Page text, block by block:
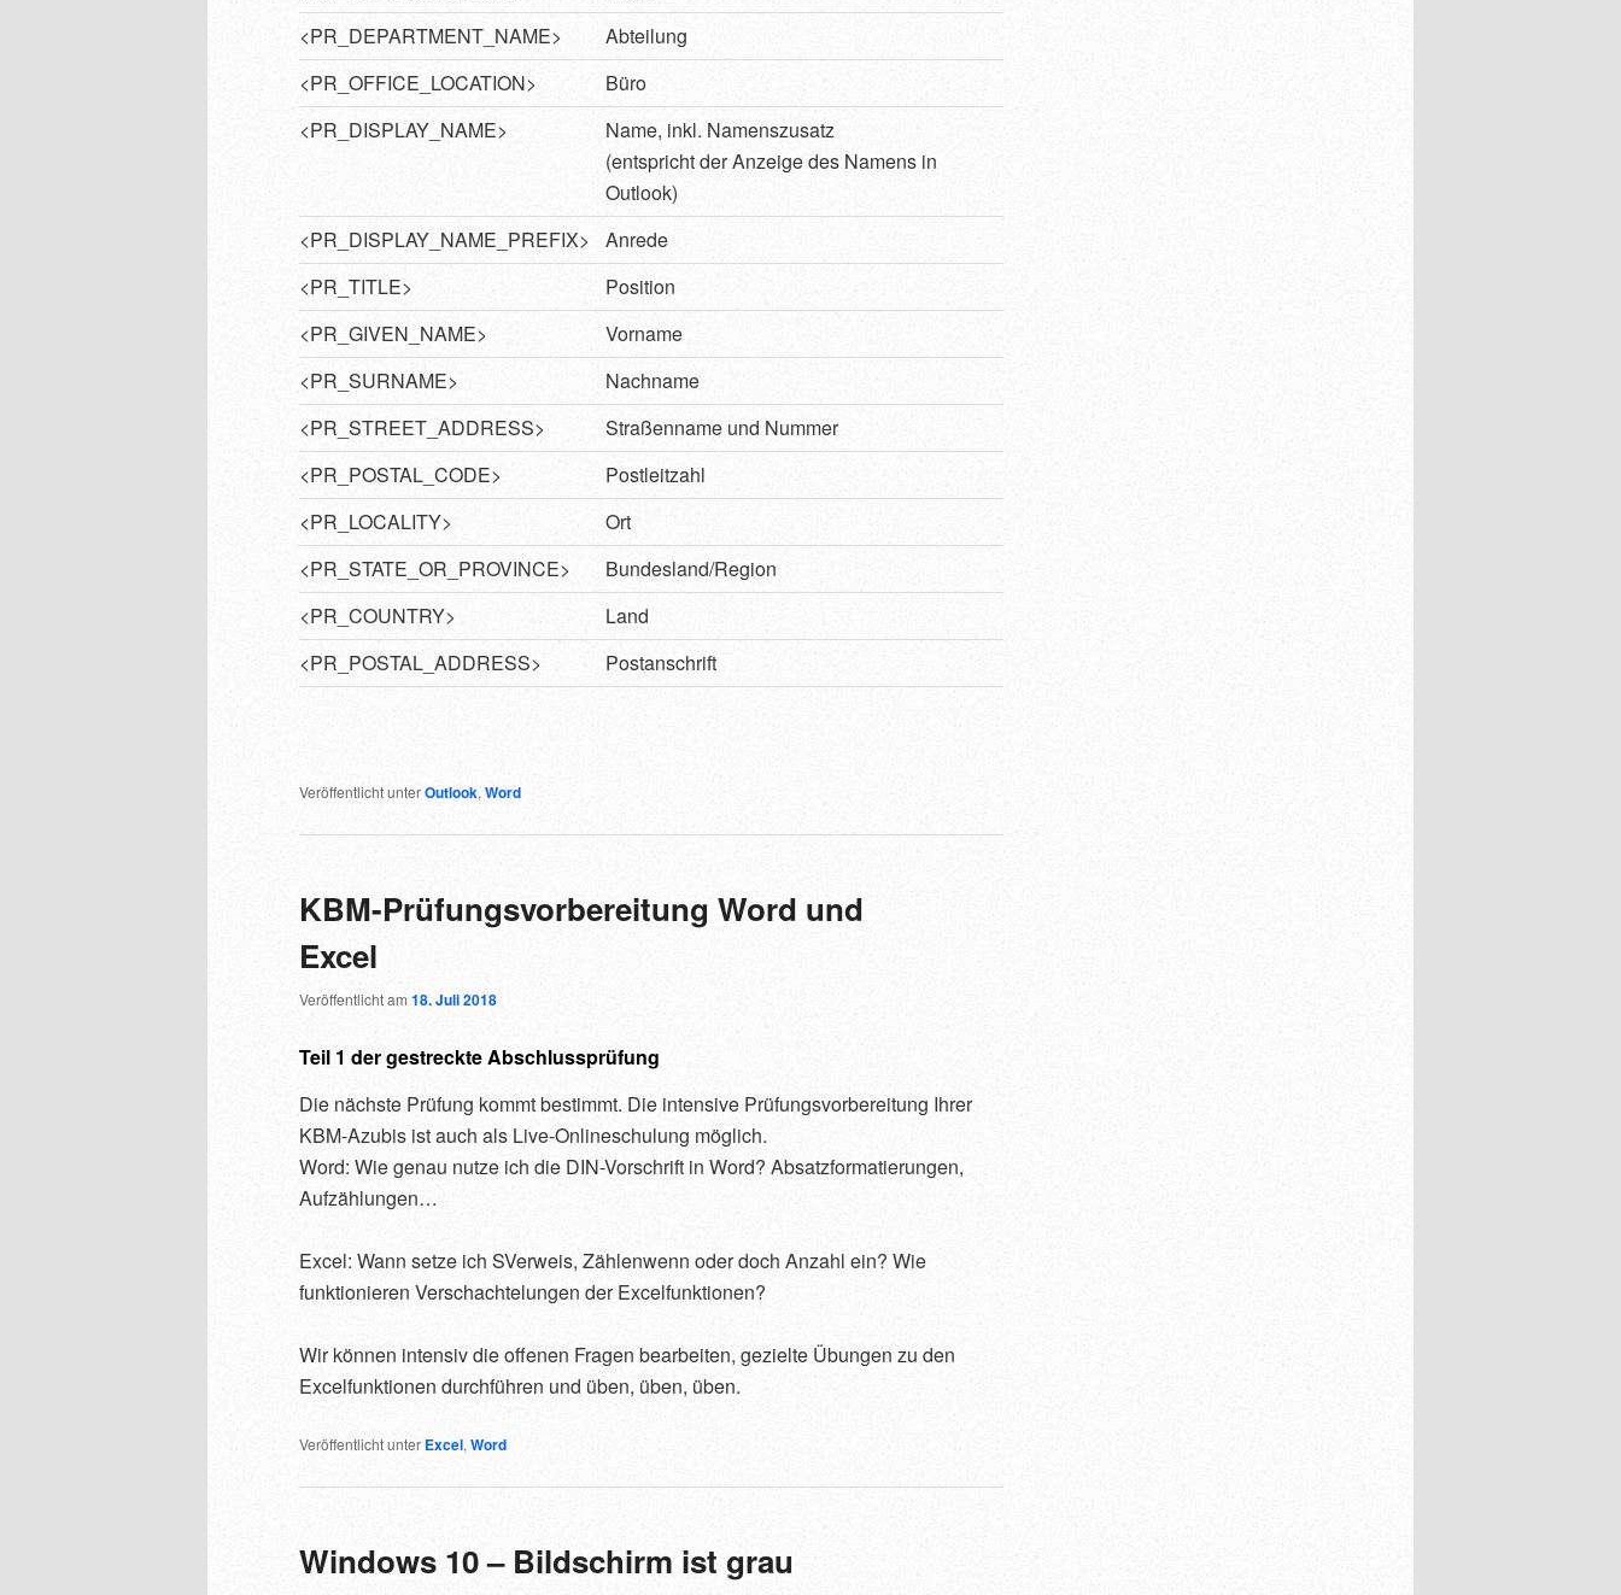
<PR_DEPARTMENT_NAME>
Abteilung
<PR_OFFICE_LOCATION>
Büro
<PR_DISPLAY_NAME>
Name, inkl. Namenszusatz
(entspricht der Anzeige des Namens in
Outlook)
<PR_DISPLAY_NAME_PREFIX>
Anrede
<PR_TITLE>
Position
<PR_GIVEN_NAME>
Vorname
<PR_SURNAME>
Nachname
<PR_STREET_ADDRESS>
Straßenname und Nummer
<PR_POSTAL_CODE>
Postleitzahl
<PR_LOCALITY>
Ort
<PR_STATE_OR_PROVINCE>
Bundesland/Region
<PR_COUNTRY>
Land
<PR_POSTAL_ADDRESS>
Postanschrift
Veröffentlicht unterOutlook,Word
KBM-Prüfungsvorbereitung Word und
Excel
Veröffentlicht am18. Juli 2018
Teil 1 der gestreckte Abschlussprüfung
Die nächste Prüfung kommt bestimmt. Die intensive Prüfungsvorbereitung Ihrer
KBM-Azubis ist auch als Live-Onlineschulung möglich.
Word: Wie genau nutze ich die DIN-Vorschrift in Word? Absatzformatierungen,
Aufzählungen…
Excel: Wann setze ich SVerweis, Zählenwenn oder doch Anzahl ein? Wie
funktionieren Verschachtelungen der Excelfunktionen?
Wir können intensiv die offenen Fragen bearbeiten, gezielte Übungen zu den
Excelfunktionen durchführen und üben, üben, üben.
Veröffentlicht unter Excel, Word
Windows 10 – Bildschirm ist grau